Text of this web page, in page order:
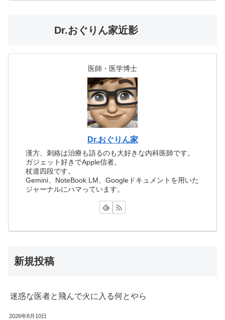
Dr.おぐりん家近影
医師・医学博士
Dr.おぐりん家
漢方、刺絡は治療も語るのも大好きな内科医師です。
ガジェット好きでApple信者。
杖道四段です。
Gemini、NoteBook LM、Googleドキュメントを用いた
ジャーナルにハマっています。
新規投稿
迷惑な医者と飛んで火に入る何とやら
2026年8月10日